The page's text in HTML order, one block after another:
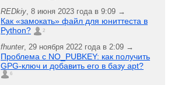
REDkiy, 8 июня 2023 года в 9:09 →
Как «замокать» файл для юниттеста в
Python?
2
fhunter, 29 ноября 2022 года в 2:09 →
Проблема с NO_PUBKEY: как получить
GPG-ключ и добавить его в базу apt?
6